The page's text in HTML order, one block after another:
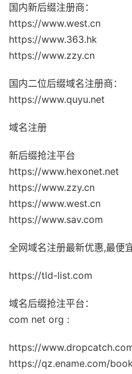
国内新后缀注册商：
https://www.west.cn
https://www.363.hk
https://www.zzy.cn
国内二位后缀域名注册商：
https://www.quyu.net
域名注册
新后缀抢注平台
https://www.hexonet.net
https://www.zzy.cn
https://www.west.cn
https://www.sav.com
全网域名注册最新优惠,最便
https://tld-list.com
域名后缀抢注平台：
com net org :
https://
https://qz.ename.com/